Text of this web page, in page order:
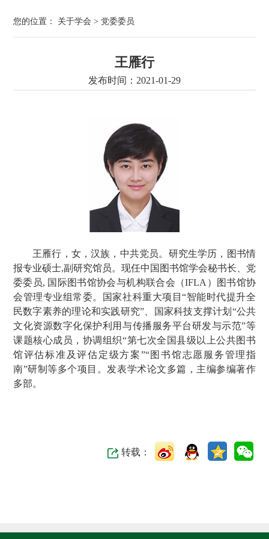
您的位置： 关于学会 > 党委委员
王雁行
发布时间：2021-01-29
王雁行，女，汉族，中共党员。研究生学历，图书情
报专业硕士,副研究馆员。现任中国图书馆学会秘书长、党
委委员, 国际图书馆协会与机构联合会（IFLA）图书馆协
会管理专业组常委。国家社科重大项目“智能时代提升全
民数字素养的理论和实践研究”、国家科技支撑计划“公共
文化资源数字化保护利用与传播服务平台研发与示范”等
课题核心成员，协调组织“第七次全国县级以上公共图书
馆评估标准及评估定级方案”“图书馆志愿服务管理指
南”研制等多个项目。发表学术论文多篇，主编参编著作
多部。
转载：